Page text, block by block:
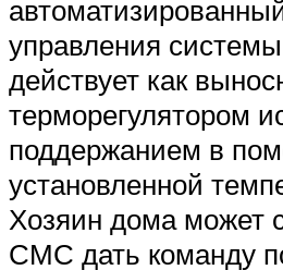
управления
действует как
терморегулятором
поддержанием в
установленной
Хозяин дома может
СМС дать команду